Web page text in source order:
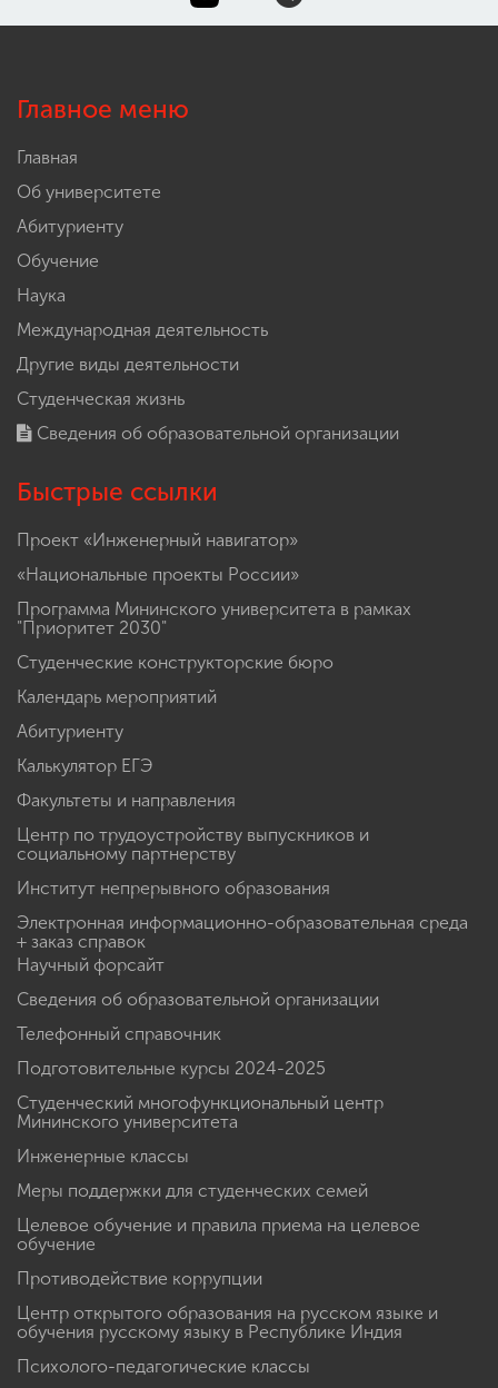
Главное меню
Главная
Об университете
Абитуриенту
Обучение
Наука
Международная деятельность
Другие виды деятельности
Студенческая жизнь
Сведения об образовательной организации
Быстрые ссылки
Проект «Инженерный навигатор»
«Национальные проекты России»
Программа Мининского университета в рамках
"Приоритет 2030"
Студенческие конструкторские бюро
Календарь мероприятий
Абитуриенту
Калькулятор ЕГЭ
Факультеты и направления
Центр по трудоустройству выпускников и
социальному партнерству
Институт непрерывного образования
Электронная информационно-образовательная среда
+ заказ справок
Научный форсайт
Сведения об образовательной организации
Телефонный справочник
Подготовительные курсы 2024-2025
Студенческий многофункциональный центр
Мининского университета
Инженерные классы
Меры поддержки для студенческих семей
Целевое обучение и правила приема на целевое
обучение
Противодействие коррупции
Центр открытого образования на русском языке и
обучения русскому языку в Республике Индия
Психолого-педагогические классы